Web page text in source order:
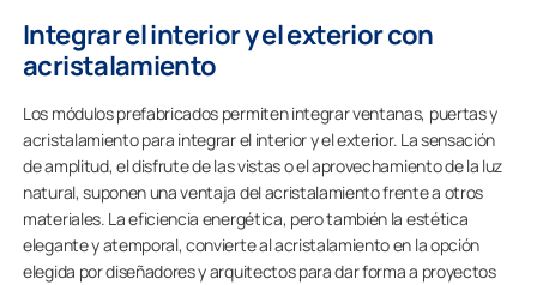
Integrar el interior y el exterior con
acristalamiento
Los módulos prefabricados permiten integrar ventanas, puertas y
acristalamiento para integrar el interior y el exterior. La sensación
de amplitud, el disfrute de las vistas o el aprovechamiento de la luz
natural, suponen una ventaja del acristalamiento frente a otros
materiales. La eficiencia energética, pero también la estética
elegante y atemporal, convierte al acristalamiento en la opción
elegida por diseñadores y arquitectos para dar forma a proyectos